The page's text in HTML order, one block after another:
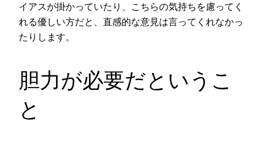
イアスが掛かっていたり、こちらの気持ちを慮ってく
れる優しい方だと、直感的な意見は言ってくれなかっ
たりします。
胆力が必要だというこ
と